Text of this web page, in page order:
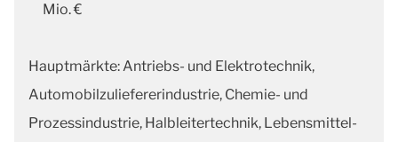
Mio. €
Hauptmärkte: Antriebs- und Elektrotechnik,
Automobilzuliefererindustrie, Chemie- und
Prozessindustrie, Halbleitertechnik, Lebensmittel-